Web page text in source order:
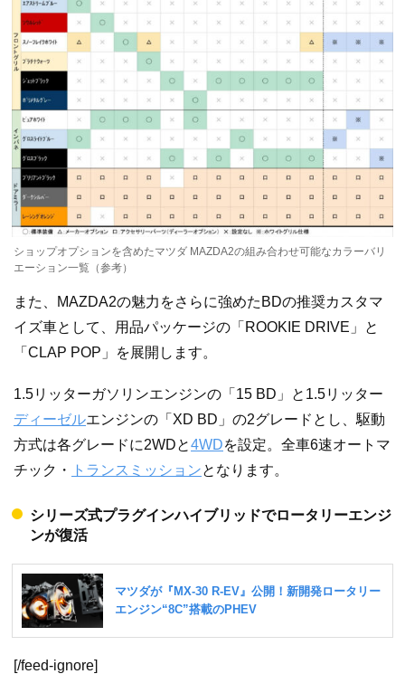
ショップオプションを含めたマツダ MAZDA2の組み合わせ可能なカラーバリ
エーション一覧（参考）
また、MAZDA2の魅力をさらに強めたBDの推奨カスタマ
イズ車として、用品パッケージの「ROOKIE DRIVE」と
「CLAP POP」を展開します。
1.5リッターガソリンエンジンの「15 BD」と1.5リッター
ディーゼルエンジンの「XD BD」の2グレードとし、駆動
方式は各グレードに2WDと4WDを設定。全車6速オートマ
チック・
トランスミッションとなります。
シリーズ式プラグインハイブリッドでロータリーエンジ
ンが復活
[/feed-ignore]